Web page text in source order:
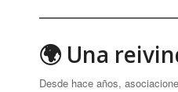
🌍 Una
Desde hace años,